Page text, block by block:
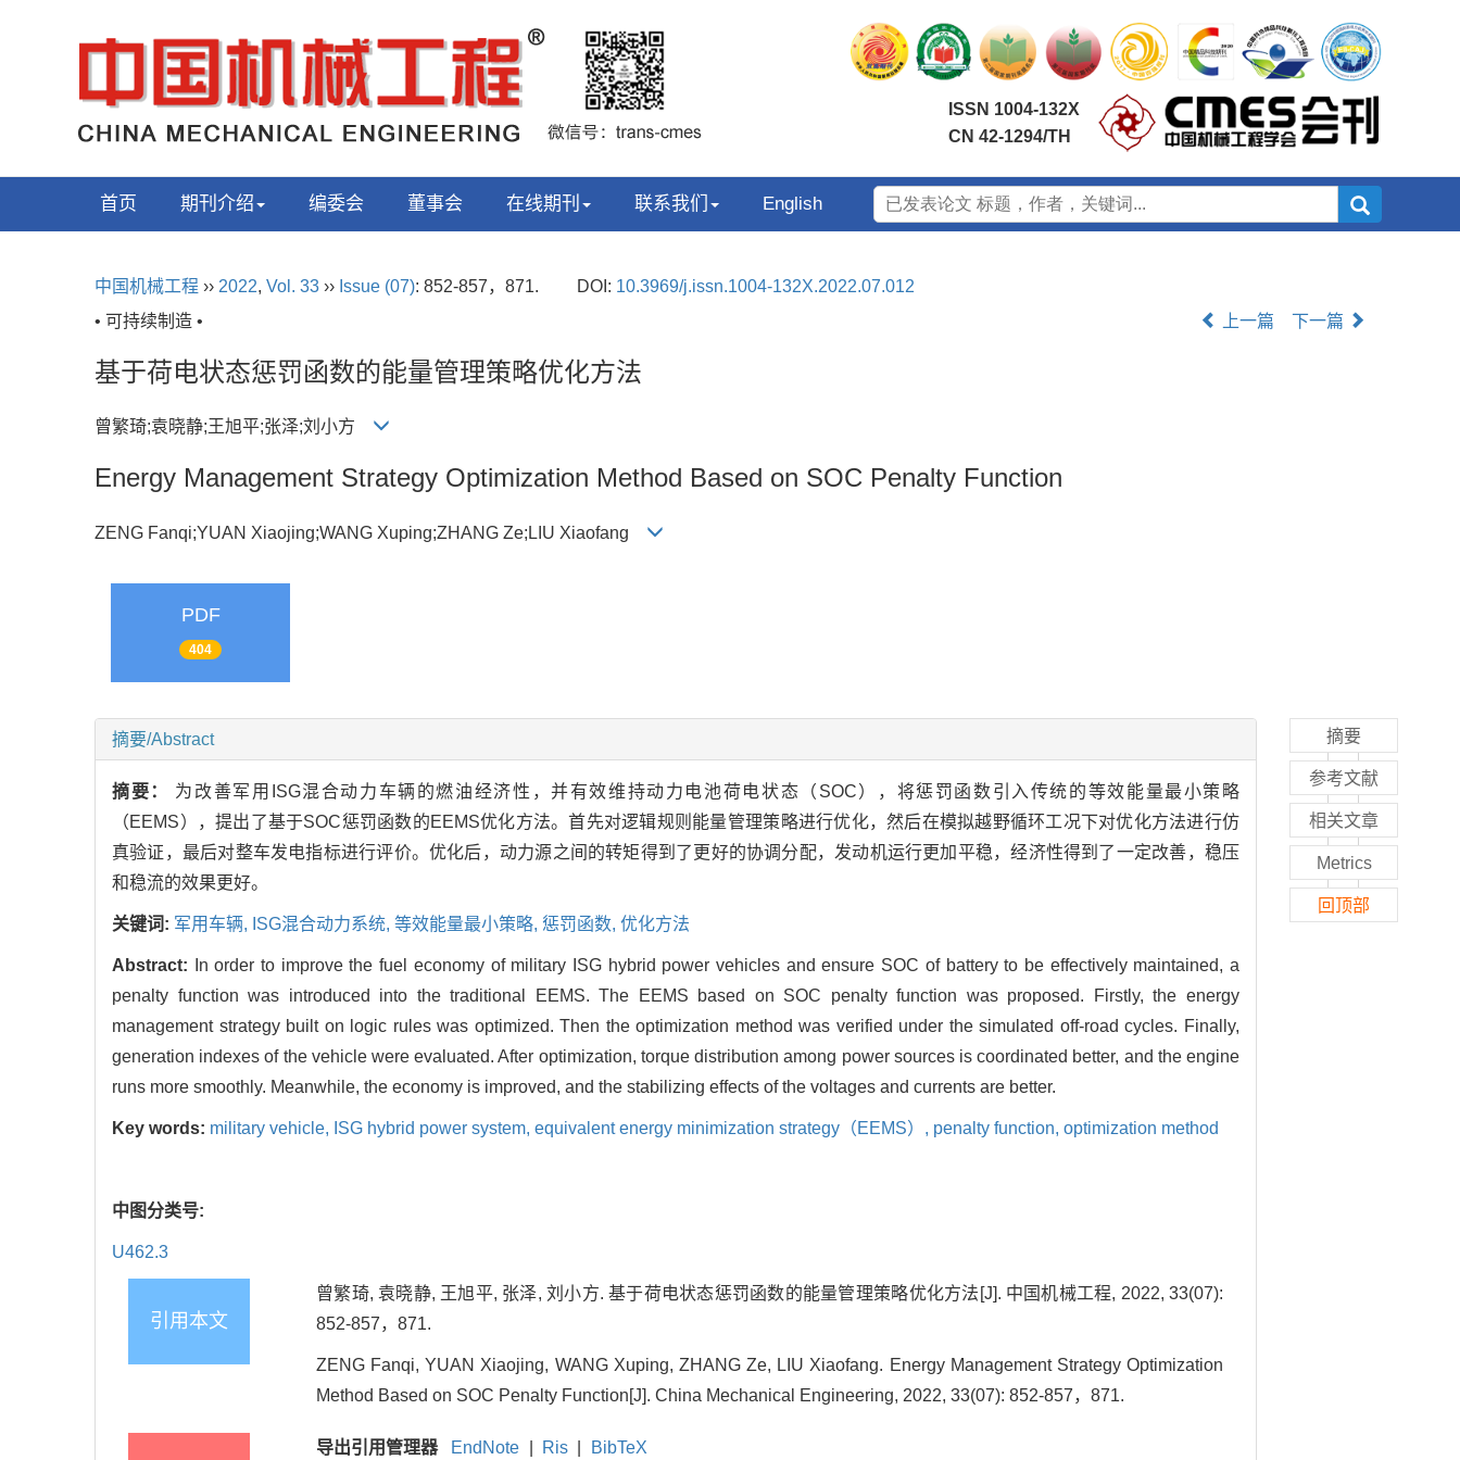
ISSN 1004-132X
CN 42-1294/TH
首页 期刊介绍 编委会 董事会 在线期刊 联系我们 English
中国机械工程 ›› 2022, Vol. 33 ›› Issue (07): 852-857，871. DOI: 10.3969/j.issn.1004-132X.2022.07.012
• 可持续制造 •
上一篇 下一篇
基于荷电状态惩罚函数的能量管理策略优化方法
曾繁琦;袁晓静;王旭平;张泽;刘小方
Energy Management Strategy Optimization Method Based on SOC Penalty Function
ZENG Fanqi;YUAN Xiaojing;WANG Xuping;ZHANG Ze;LIU Xiaofang
PDF
404
摘要/Abstract
摘要： 为改善军用ISG混合动力车辆的燃油经济性，并有效维持动力电池荷电状态（SOC），将惩罚函数引入传统的等效能量最小策略
（EEMS），提出了基于SOC惩罚函数的EEMS优化方法。首先对逻辑规则能量管理策略进行优化，然后在模拟越野循环工况下对优化方法进行仿
真验证，最后对整车发电指标进行评价。优化后，动力源之间的转矩得到了更好的协调分配，发动机运行更加平稳，经济性得到了一定改善，稳压
和稳流的效果更好。
关键词: 军用车辆, ISG混合动力系统, 等效能量最小策略, 惩罚函数, 优化方法
Abstract:
In order to improve the fuel economy of military ISG hybrid power vehicles and ensure SOC of battery to be effectively maintained, a
penalty function was introduced into the traditional EEMS. The EEMS based on SOC penalty function was proposed. Firstly, the energy
management strategy built on logic rules was optimized. Then the optimization method was verified under the simulated off-road cycles. Finally,
generation indexes of the vehicle were evaluated. After optimization, torque distribution among power sources is coordinated better, and the engine
runs more smoothly. Meanwhile, the economy is improved, and the stabilizing effects of the voltages and currents are better.
Key words: military vehicle, ISG hybrid power system, equivalent energy minimization strategy（EEMS）, penalty function, optimization method
中图分类号:
U462.3
引用本文
曾繁琦, 袁晓静, 王旭平, 张泽, 刘小方. 基于荷电状态惩罚函数的能量管理策略优化方法[J]. 中国机械工程, 2022, 33(07):
852-857，871.
ZENG Fanqi, YUAN Xiaojing, WANG Xuping, ZHANG Ze, LIU Xiaofang. Energy Management Strategy Optimization
Method Based on SOC Penalty Function[J]. China Mechanical Engineering, 2022, 33(07): 852-857，871.
导出引用管理器 EndNote Ris BibTeX
摘要
参考文献
相关文章
Metrics
回顶部